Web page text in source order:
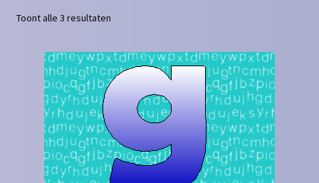
Contact
Homepagina
Mijn account
Privacy Policy
Winkelmand
Toont alle 3 resultaten